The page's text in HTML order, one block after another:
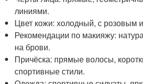
линиями.
Цвет кожи: холодный, с розовым
Рекомендации по макияжу:
на брови.
Причёска: прямые волосы,
спортивные стили.